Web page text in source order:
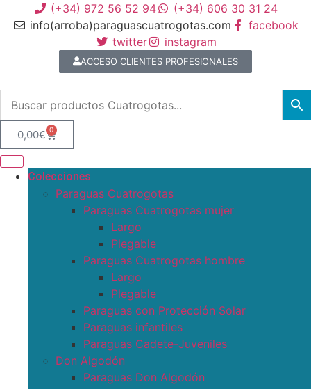
(+34) 972 56 52 94
(+34) 606 30 31 24
info(arroba)paraguascuatrogotas.com
facebook
twitter
instagram
ACCESO CLIENTES PROFESIONALES
0,00€ 0
Colecciones
Paraguas Cuatrogotas
Paraguas Cuatrogotas mujer
Largo
Plegable
Paraguas Cuatrogotas hombre
Largo
Plegable
Paraguas con Protección Solar
Paraguas infantiles
Paraguas Cadete-Juveniles
Don Algodón
Paraguas Don Algodón